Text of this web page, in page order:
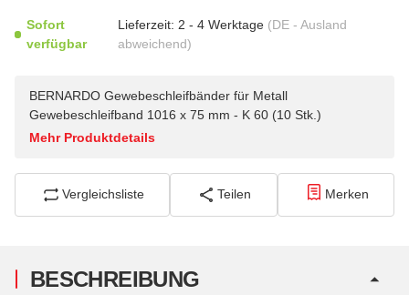
Sofort
verfügbar
Lieferzeit: 2 - 4 Werktage (DE - Ausland
abweichend)
BERNARDO Gewebeschleifbänder für Metall
Gewebeschleifband 1016 x 75 mm - K 60 (10 Stk.)
Mehr Produktdetails
Vergleichsliste Teilen Merken
BESCHREIBUNG